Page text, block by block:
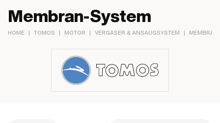
Membran-System
HOME | TOMOS | MOTOR | VERGASER & ANSAUGSYSTEM |